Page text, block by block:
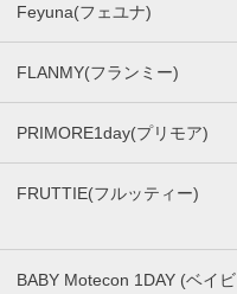
Feyuna(フェユナ)
FLANMY(フランミー)
PRIMORE1day(プリモア)
FRUTTIE(フルッティー)
BABY Motecon 1DAY (ベイビ